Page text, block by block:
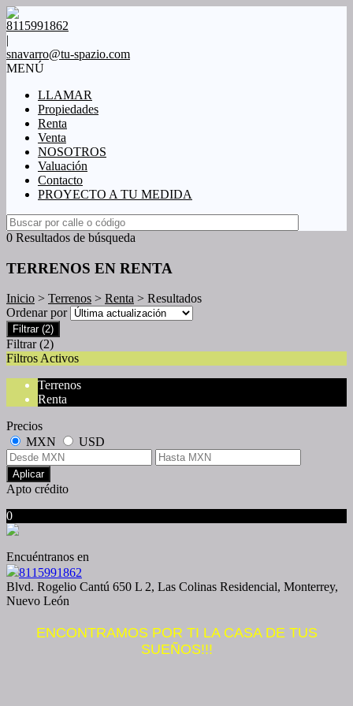
8115991862
|
snavarro@tu-spazio.com
MENÚ
LLAMAR
Propiedades
Renta
Venta
NOSOTROS
Valuación
Contacto
PROYECTO A TU MEDIDA
0 Resultados de búsqueda
TERRENOS EN RENTA
Inicio > Terrenos > Renta > Resultados
Ordenar por
Filtrar (2)
Filtrar (2)
Filtros Activos
Terrenos
Renta
Precios
MXN
USD
Aplicar
Apto crédito
0
Encuéntranos en
8115991862
Blvd. Rogelio Cantú 650 L 2, Las Colinas Residencial, Monterrey,
Nuevo León
ENCONTRAMOS POR TI LA CASA DE TUS
SUEÑOS!!!